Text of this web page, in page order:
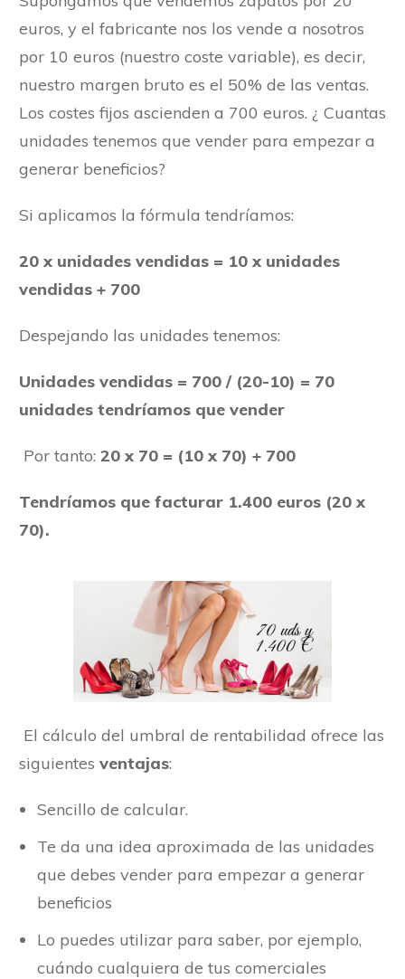
euros, y el fabricante nos los vende a nosotros
por 10 euros (nuestro coste variable), es decir,
nuestro margen bruto es el 50% de las ventas.
Los costes fijos ascienden a 700 euros. ¿ Cuantas
unidades tenemos que vender para empezar a
generar beneficios?
Si aplicamos la fórmula tendríamos:
20 x unidades vendidas = 10 x unidades
vendidas + 700
Despejando las unidades tenemos:
Unidades vendidas = 700 / (20-10) = 70
unidades tendríamos que vender
Por tanto: 20 x 70 = (10 x 70) + 700
Tendríamos que facturar 1.400 euros (20 x
70).
El cálculo del umbral de rentabilidad ofrece las
siguientes ventajas:
Sencillo de calcular.
Te da una idea aproximada de las unidades
que debes vender para empezar a generar
beneficios
Lo puedes utilizar para saber, por ejemplo,
cuándo cualquiera de tus comerciales